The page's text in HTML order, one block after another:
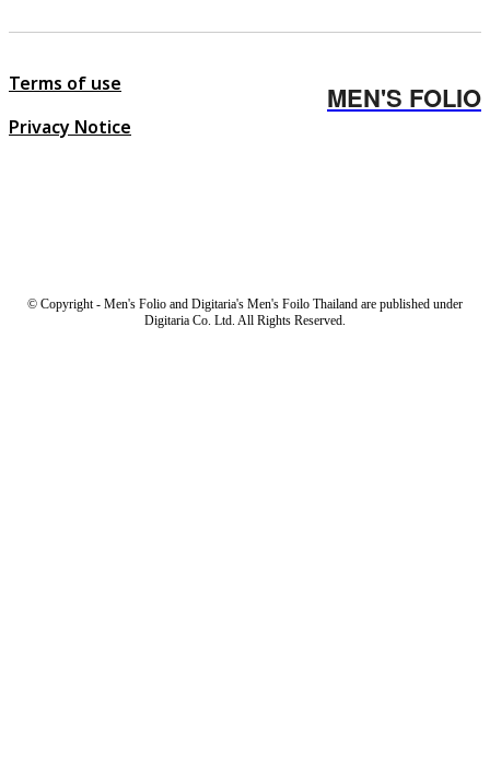
Terms of use
Privacy Notice
MEN'S FOLIO
© Copyright - Men's Folio and Digitaria's Men's Foilo Thailand are published under
Digitaria Co. Ltd. All Rights Reserved.